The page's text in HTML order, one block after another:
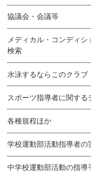
協議会・会議等
メディカル・コンディ
検索
水泳するならこのクラブ
スポーツ指導者に関する
各種規程ほか
学校運動部活動指導者の
中学校運動部活動の指導